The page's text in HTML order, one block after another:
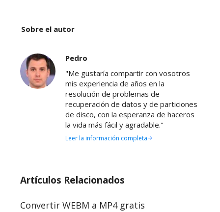
Sobre el autor
Pedro
"Me gustaría compartir con vosotros
mis experiencia de años en la
resolución de problemas de
recuperación de datos y de particiones
de disco, con la esperanza de haceros
la vida más fácil y agradable."
Leer la información completa
Artículos Relacionados
Convertir WEBM a MP4 gratis